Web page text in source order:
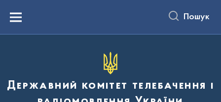
вмістуMenu Пошук
Державний комітет телебачення і